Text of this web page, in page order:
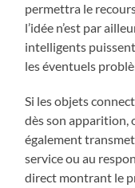
permettra le
l’idée n’est par
intelligents
les éventuels
Si les objets
dès son apparition,
également
service ou au
direct montrant le